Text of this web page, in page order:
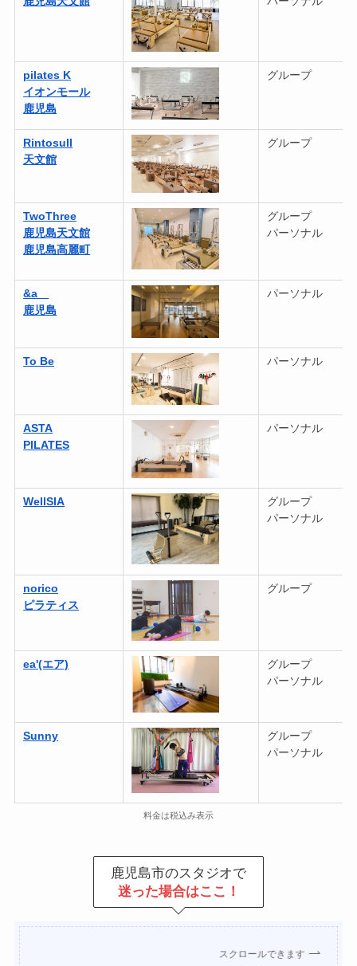
pilates K
イオンモール
鹿児島
グループ
Rintosull
天文館
グループ
TwoThree
鹿児島天文館
鹿児島高麗町
グループ
パーソナル
&a
鹿児島
パーソナル
To Be パーソナル
ASTA
PILATES
パーソナル
WellSIA
グループ
パーソナル
norico
ピラティス
グループ
ea'(エア)
グループ
パーソナル
Sunny
グループ
パーソナル
料金は税込み表示
鹿児島市のスタジオで
迷った場合はここ！
スクロールできます